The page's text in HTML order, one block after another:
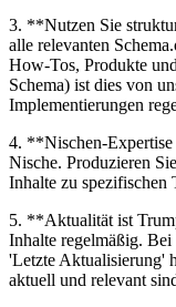
3. **Nutzen Sie
alle relevanten
How-Tos, Produkte
Schema) ist dies von
Implementierungen
4. **Nischen-
Nische. Produzieren
Inhalte zu spezifischen
5. **Aktualität ist
Inhalte regelmäßig.
'Letzte Aktualisierung'
aktuell und relevant